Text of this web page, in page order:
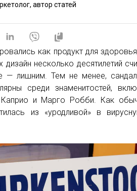
автор статей
как продукт для
дизайн несколько десятилетий
— лишним. Тем не менее,
среди знаменитостей,
и Марго Робби. Как
из «уродливой» в